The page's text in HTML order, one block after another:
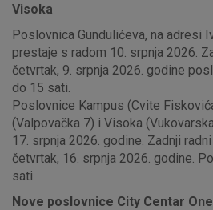
Visoka
Poslovnica Gundulićeva, na adresi
prestaje s radom 10. srpnja 2026.
četvrtak, 9. srpnja 2026. godine
do 15 sati.
Poslovnice Kampus (Cvite
(Valpovačka 7) i Visoka
17. srpnja 2026. godine. Zadnji
četvrtak, 16. srpnja 2026. godine.
sati.
Nove poslovnice City Centar